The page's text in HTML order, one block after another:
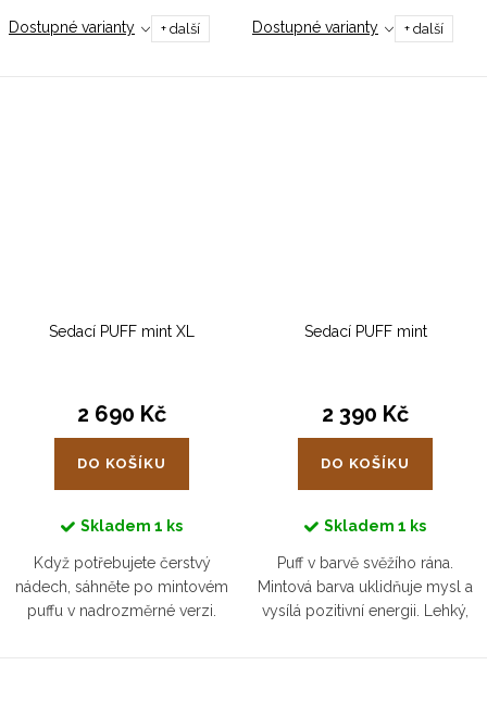
Hebká, hravá a tak příjemná, že ji
vaše malé slunce nebude chtít
Dostupné varianty + další
outfitu a dá vyniknout tomu
nejkrásnějšímu – dětskému
Dostupné varianty + další
Sedací PUFF mint XL
2 690 Kč
DO KOŠÍKU
Skladem 1 ks
Když potřebujete čerstvý
nádech, sáhněte po mintovém
puffu v nadrozměrné verzi.
Sedací PUFF mint
2 390 Kč
DO KOŠÍKU
Skladem 1 ks
Puff v barvě svěžího rána.
Mintová barva uklidňuje mysl a
vysílá pozitivní energii. Lehký,